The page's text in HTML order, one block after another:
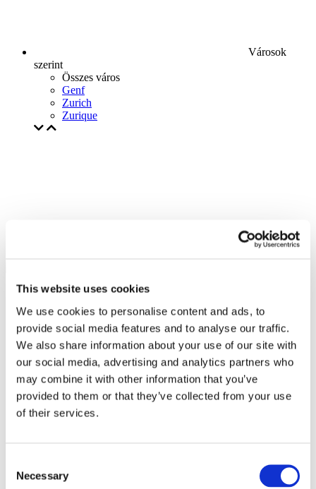
This website uses cookies
We use cookies to personalise content and ads, to
provide social media features and to analyse our traffic.
We also share information about your use of our site with
our social media, advertising and analytics partners who
may combine it with other information that you’ve
provided to them or that they’ve collected from your use
of their services.
Selection
Necessary
Városok
szerint
Összes város
Genf
Zurich
Zurique